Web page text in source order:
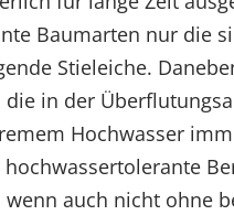
Baumarten nur die
Stieleiche.
die in der
Hochwasser
auch nicht ohne